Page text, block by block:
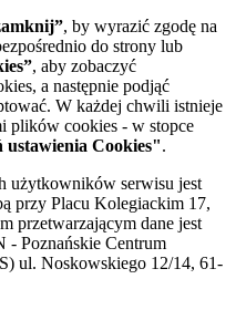
, by wyrazić zgodę na
do strony lub
, aby zobaczyć
a następnie podjąć
W każdej chwili istnieje
plików cookies - w stopce
ustawienia Cookies".
użytkowników serwisu jest
przy Placu Kolegiackim 17,
przetwarzającym dane jest
- Poznańskie Centrum
ul. Noskowskiego 12/14, 61-